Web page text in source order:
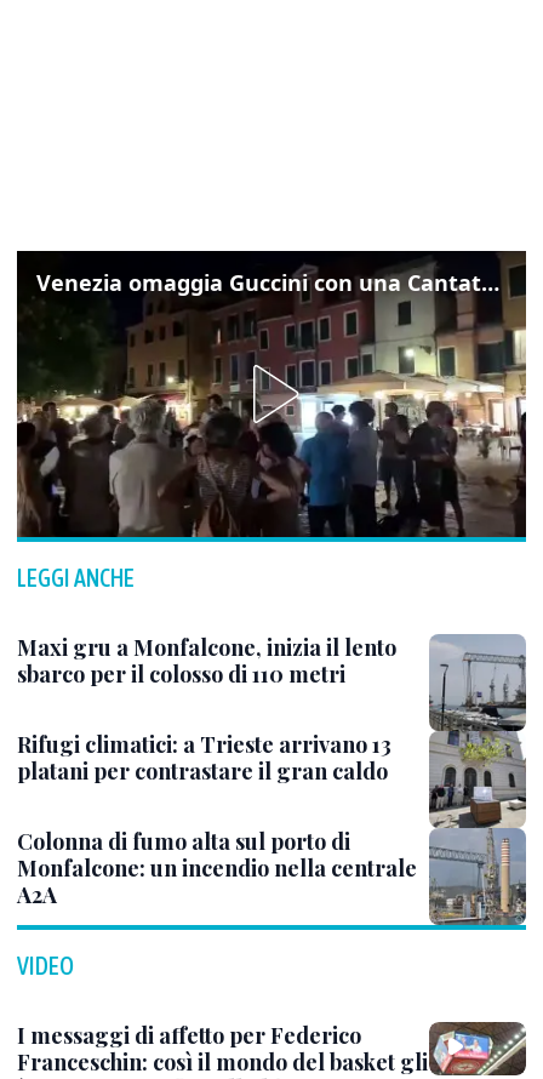
Venezia omaggia Guccini con una Cantata Anarchica in campo Santa Margherita
LEGGI ANCHE
Maxi gru a Monfalcone, inizia il lento
sbarco per il colosso di 110 metri
Rifugi climatici: a Trieste arrivano 13
platani per contrastare il gran caldo
Colonna di fumo alta sul porto di
Monfalcone: un incendio nella centrale
A2A
VIDEO
I messaggi di affetto per Federico
Franceschin: così il mondo del basket gli